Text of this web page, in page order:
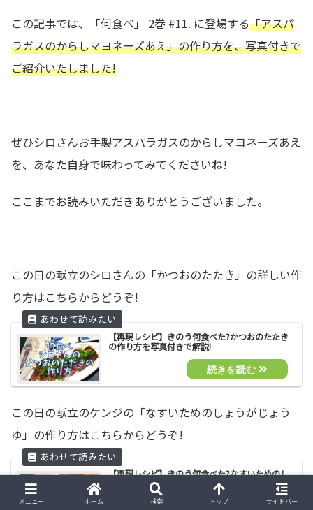
この記事では、「何食べ」 2巻 #11. に登場する「アスパ
ラガスのからしマヨネーズあえ」の作り方を、写真付きで
ご紹介いたしました!
ぜひシロさんお手製アスパラガスのからしマヨネーズあえ
を、あなた自身で味わってみてくださいね!
ここまでお読みいただきありがとうございました。
この日の献立のシロさんの「かつおのたたき」の詳しい作
り方はこちらからどうぞ!
【再現レシピ】きのう何食べた?かつおのたたき
の作り方を写真付きで解説!
この日の献立のケンジの「なすいためのしょうがじょう
ゆ」の作り方はこちらからどうぞ!
【再現レシピ】きのう何食べた?なすいためのし
ょうがじょうゆの作り方を写真付きで解説!
メニュー ホーム 検索 トップ サイドバー